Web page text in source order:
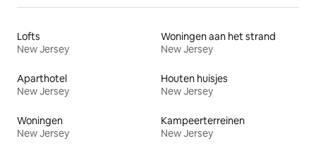
Lofts
New Jersey
Woningen aan het strand
New Jersey
Aparthotel
New Jersey
Houten huisjes
New Jersey
Woningen
New Jersey
Kampeerterreinen
New Jersey